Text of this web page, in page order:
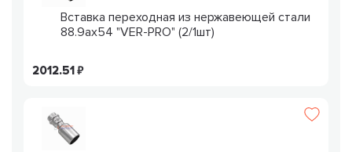
Вставка переходная из нержавеющей стали
88.9ax54 "VER-PRO" (2/1шт)
2012.51